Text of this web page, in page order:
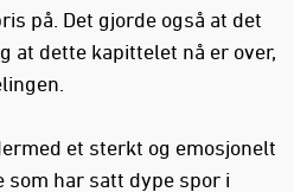
på. Det gjorde også at det
at dette kapittelet nå er over,
et sterkt og emosjonelt
har satt dype spor i